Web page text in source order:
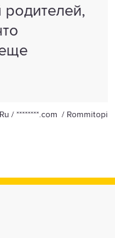
/ ********.com / Rommitopi